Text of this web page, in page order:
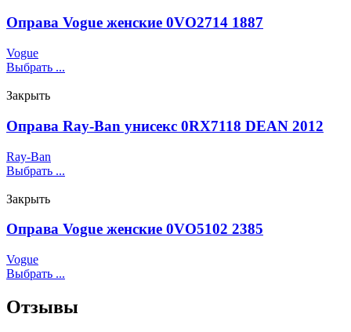
Оправа Vogue женские 0VO2714 1887
Vogue
Выбрать ...
Закрыть
Оправа Ray-Ban унисекс 0RX7118 DEAN 2012
Ray-Ban
Выбрать ...
Закрыть
Оправа Vogue женские 0VO5102 2385
Vogue
Выбрать ...
Отзывы